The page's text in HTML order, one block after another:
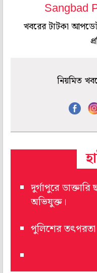
Sangbad
খবরের টাটকা
নিয়মিত
দুর্গাপুরে ডাক্তারি
অভিযুক্ত।
পুলিশের তৎপরতা